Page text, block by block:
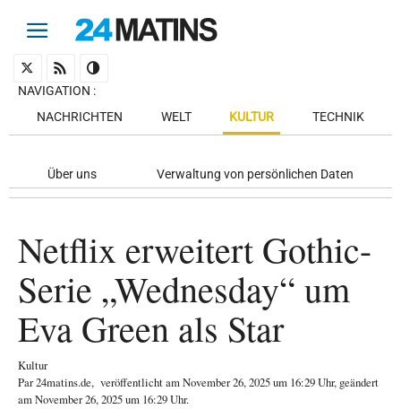
NAVIGATION :
NACHRICHTEN
WELT KULTUR TECHNIK
Über uns Verwaltung von persönlichen Daten
Netflix erweitert Gothic-
Serie „Wednesday“ um
Eva Green als Star
Kultur
Par24matins.de, veröffentlicht amNovember 26, 2025um 16:29 Uhr, geändert
am November 26, 2025 um 16:29 Uhr.